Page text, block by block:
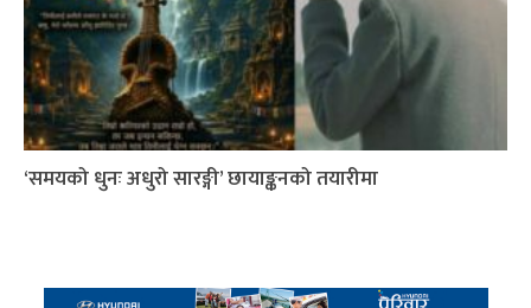
‘समयको धुनः अधुरो सारङ्गी’ छायाङ्कनको तयारीमा